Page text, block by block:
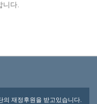
다.
의 재정후원을 받고있습니다.